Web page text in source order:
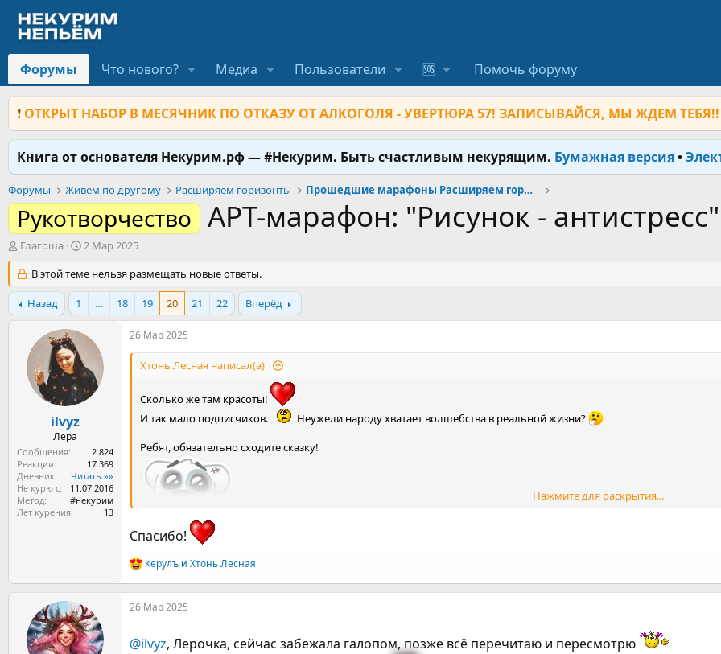
Форумы Что нового? Медиа Пользователи 🆘 Помочь форуму
❗ ОТКРЫТ НАБОР В МЕСЯЧНИК ПО ОТКАЗУ ОТ АЛКОГОЛЯ - УВЕРТЮРА 57! ЗАПИСЫВАЙСЯ, МЫ ЖДЕМ ТЕБЯ!!
Книга от основателя Некурим.рф — #Некурим. Быть счастливым некурящим. Бумажная версия•
Форумы Живем по другому Расширяем горизонты Прошедшие марафоны Расширяем горизонты
Рукотворчество АРТ-марафон: "Рисунок -
А
т
о
р
т
ы
Глагоша
Д
т
а
а
ч
л
а
2 Мар 2025
В этой теме нельзя размещать новые ответы.
Назад 1 … 18 19 20 21 22 Вперёд
ilvyz
Лера
Сообщения
2.824
Реакции
17.369
Дневник
Читать »»
Не курю с
11.07.2016
Метод
#некурим
Лет курения
13
26 Мар 2025
Хтонь Лесная написал(а):
Сколько же там красоты!
И так мало подписчиков.
Неужели народу хватает волшебства в реальной жизни?
Ребят, обязательно сходите сказку!
Нажмите для раскрытия...
Спасибо!
Р
е
а
к
и
Керулъ и Хтонь Лесная
26 Мар 2025
@ilvyz, Лерочка, сейчас забежала галопом, позже всё перечитаю и пересмотрю